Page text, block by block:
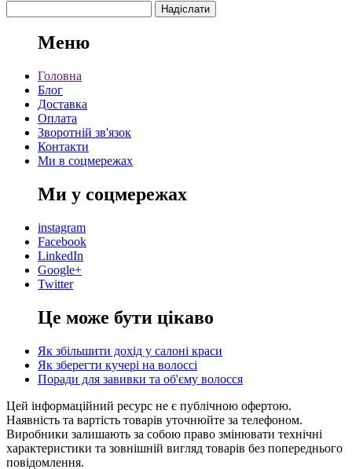
Меню
Головна
Блог
Доставка
Оплата
Зворотній зв'язок
Контакти
Ми в соцмережах
Ми у соцмережах
instagram
Facebook
LinkedIn
Google+
Twitter
Це може бути цікаво
Як збільшити дохід у салоні краси
Як зберегти кучері на волоссі
Поради для завивки та об'єму волосся
Цей інформаційний ресурс не є публічною офертою.
Наявність та вартість товарів уточнюйте за телефоном.
Виробники залишають за собою право змінювати технічні
характеристики та зовнішній вигляд товарів без попереднього
повідомлення.